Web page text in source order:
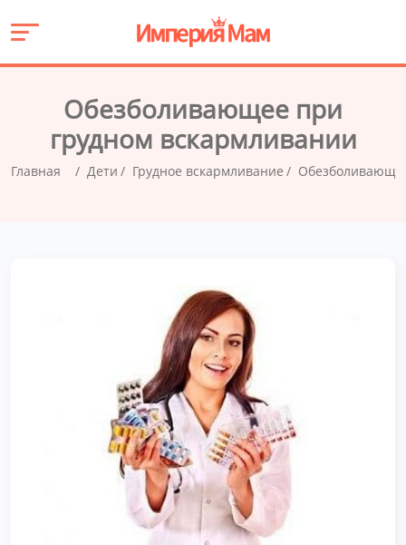
Обезболивающее при
грудном вскармливании
Главная Дети Грудное вскармливание